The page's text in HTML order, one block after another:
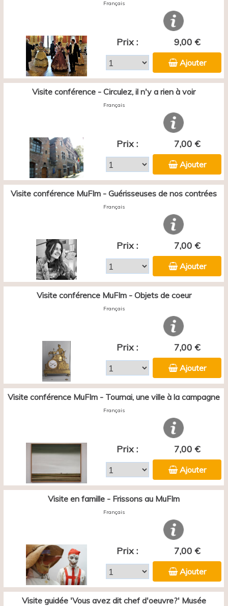
Français
Prix : 9,00 €
Ajouter
Visite conférence - Circulez, il n'y a rien à voir
Français
Prix : 7,00 €
Ajouter
Visite conférence MuFIm - Guérisseuses de nos contrées
Français
Prix : 7,00 €
Ajouter
Visite conférence MuFIm - Objets de coeur
Français
Prix : 7,00 €
Ajouter
Visite conférence MuFIm - Tournai, une ville à la campagne
Français
Prix : 7,00 €
Ajouter
Visite en famille - Frissons au MuFIm
Français
Prix : 7,00 €
Ajouter
Visite guidée 'Vous avez dit chef d'oeuvre?' Musée